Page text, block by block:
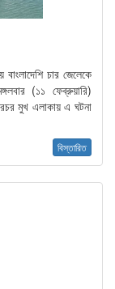
চার জেলেকে
(১১ ফেব্রুয়ারি)
মুখ এলাকায় এ ঘটনা
বিস্তারিত